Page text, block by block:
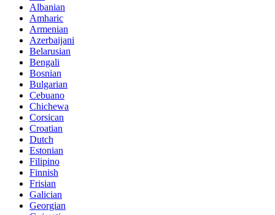
Albanian
Amharic
Armenian
Azerbaijani
Belarusian
Bengali
Bosnian
Bulgarian
Cebuano
Chichewa
Corsican
Croatian
Dutch
Estonian
Filipino
Finnish
Frisian
Galician
Georgian